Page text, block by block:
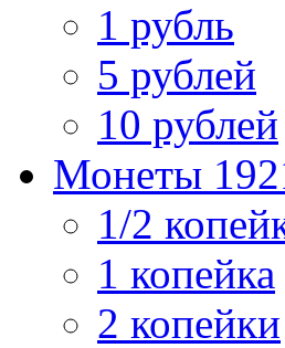
1 рубль
5 рублей
10 рублей
Монеты
1/2
1 копейка
2 копейки